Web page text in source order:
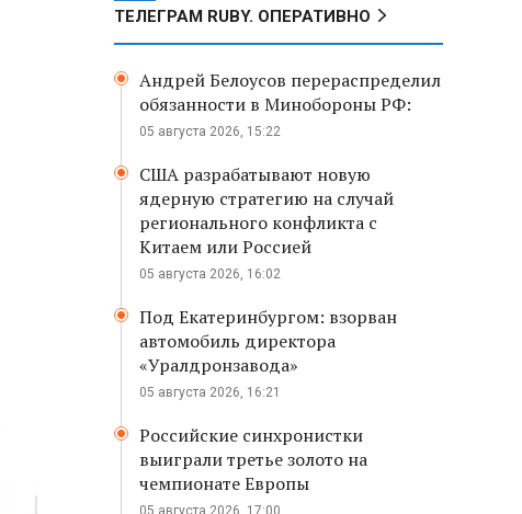
ТЕЛЕГРАМ RUBY. ОПЕРАТИВНО
Андрей Белоусов перераспределил
обязанности в Минобороны РФ:
05 августа 2026, 15:22
США разрабатывают новую
ядерную стратегию на случай
регионального конфликта с
Китаем или Россией
05 августа 2026, 16:02
Под Екатеринбургом: взорван
автомобиль директора
«Уралдронзавода»
05 августа 2026, 16:21
Российские синхронистки
выиграли третье золото на
чемпионате Европы
05 августа 2026, 17:00